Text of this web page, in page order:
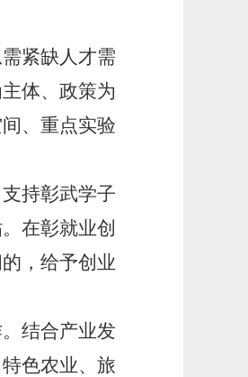
紧缺人才需
体、政策为
、重点实验
持彰武学子
在彰就业创
，给予创业
结合产业发
色农业、旅